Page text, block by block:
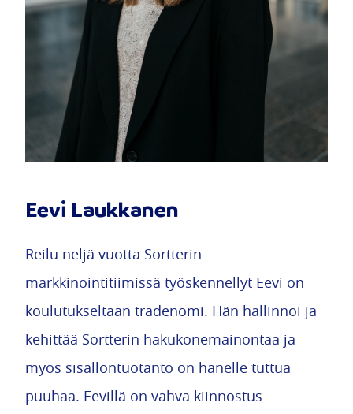
Eevi Laukkanen
Reilu neljä vuotta Sortterin
markkinointitiimissä työskennellyt Eevi on
koulutukseltaan tradenomi. Hän hallinnoi ja
kehittää Sortterin hakukonemainontaa ja
myös sisällöntuotanto on hänelle tuttua
puuhaa. Eevillä on vahva kiinnostus